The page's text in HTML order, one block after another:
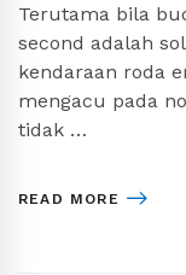
Terutama bila
second adalah
kendaraan roda
mengacu pada
tidak …
READ MORE